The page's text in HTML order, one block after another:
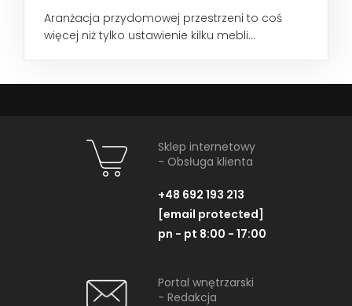
Aranżacja przydomowej przestrzeni to coś
więcej niż tylko ustawienie kilku mebli...
Sklep internetowy
- Obsługa klienta
+48 692 193 213
[email protected]
pn - pt 8:00 - 17:00
Portal wnętrzarski
- Redakcja